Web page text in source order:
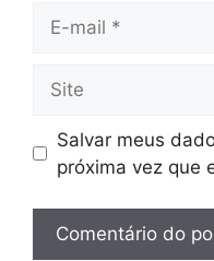
mail
Salvar meus
próxima vez que